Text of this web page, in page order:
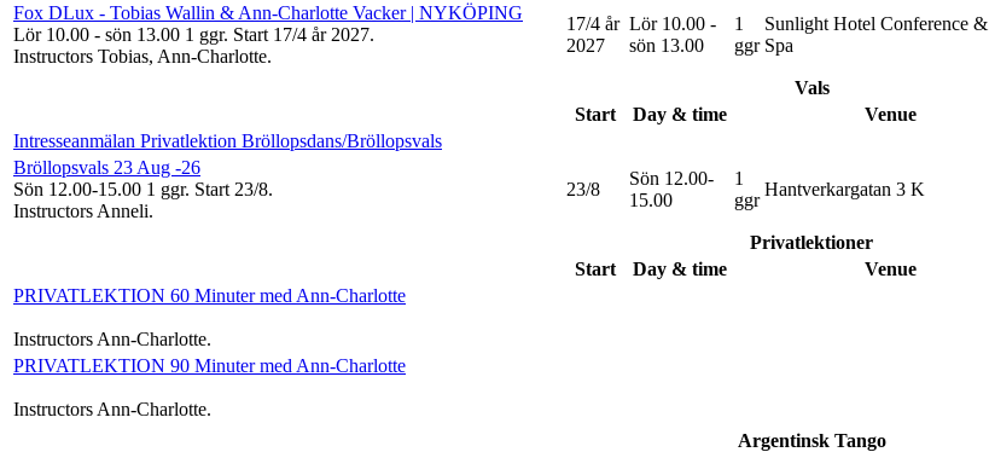
Fox DLux - Tobias Wallin & Ann-Charlotte Vacker | NYKÖPING
Lör 10.00 - sön 13.00 1 ggr. Start 17/4 år 2027.
Instructors Tobias, Ann-Charlotte.
17/4 år
2027
Lör 10.00 -
sön 13.00
1
ggr
Sunlight Hotel Conference &
Spa
Vals
Start
Day & time Venue
Intresseanmälan Privatlektion Bröllopsdans/Bröllopsvals
Bröllopsvals 23 Aug -26
Sön 12.00-15.00 1 ggr. Start 23/8.
Instructors Anneli.
23/8
Sön 12.00-
15.00
1
ggr
Hantverkargatan 3 K
Privatlektioner
Start
Day & time Venue
PRIVATLEKTION 60 Minuter med Ann-Charlotte
Instructors Ann-Charlotte.
PRIVATLEKTION 90 Minuter med Ann-Charlotte
Instructors Ann-Charlotte.
Argentinsk Tango